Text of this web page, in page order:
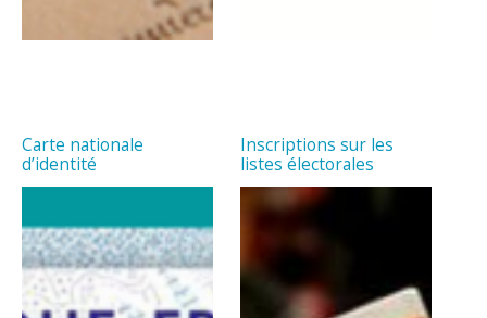
Carte nationale
d’identité
Inscriptions sur les
listes électorales